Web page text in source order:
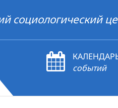
социологический
событий